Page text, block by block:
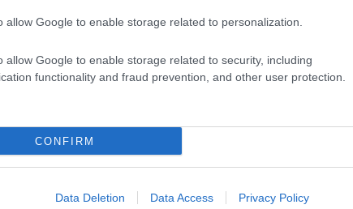
allow Google to enable storage related to personalization.
allow Google to enable storage related to security, including
functionality and fraud prevention, and other user protection.
CONFIRM
Data Deletion Data Access Privacy Policy
használtan
7636